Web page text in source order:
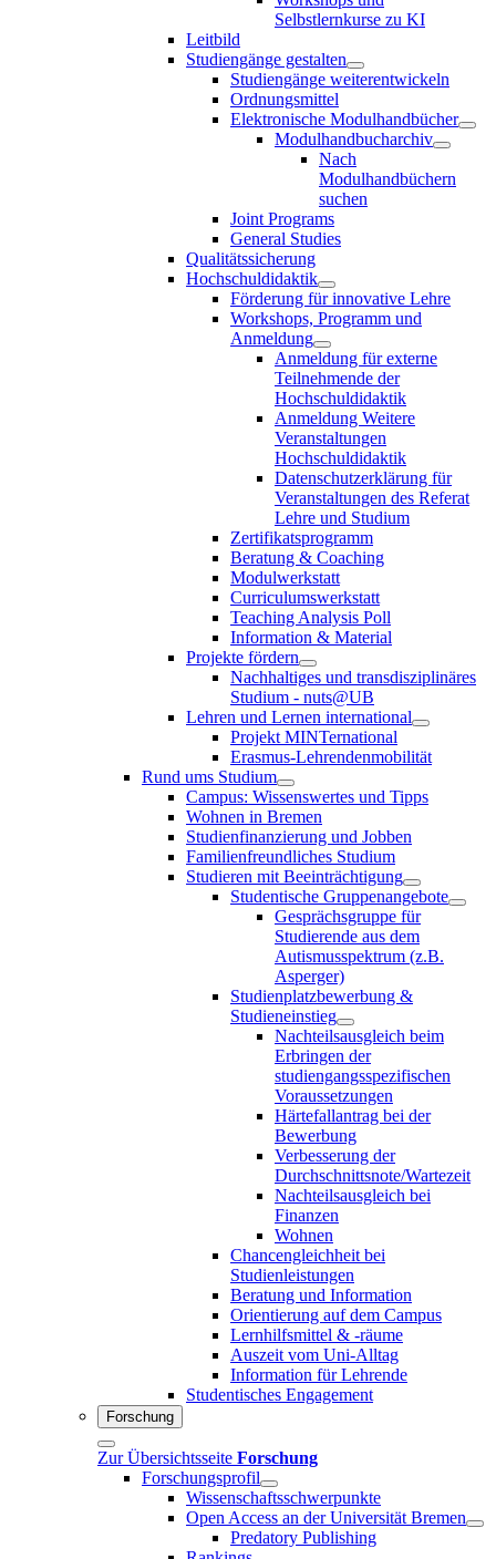
Selbstlernkurse zu KI
Leitbild
Studiengänge gestalten
Studiengänge weiterentwickeln
Ordnungsmittel
Elektronische Modulhandbücher
Modulhandbucharchiv
Nach
Modulhandbüchern
suchen
Joint Programs
General Studies
Qualitätssicherung
Hochschuldidaktik
Förderung für innovative Lehre
Workshops, Programm und
Anmeldung
Anmeldung für externe
Teilnehmende der
Hochschuldidaktik
Anmeldung Weitere
Veranstaltungen
Hochschuldidaktik
Datenschutzerklärung für
Veranstaltungen des Referat
Lehre und Studium
Zertifikatsprogramm
Beratung & Coaching
Modulwerkstatt
Curriculumswerkstatt
Teaching Analysis Poll
Information & Material
Projekte fördern
Nachhaltiges und transdisziplinäres
Studium - nuts@UB
Lehren und Lernen international
Projekt MINTernational
Erasmus-Lehrendenmobilität
Rund ums Studium
Campus: Wissenswertes und Tipps
Wohnen in Bremen
Studienfinanzierung und Jobben
Familienfreundliches Studium
Studieren mit Beeinträchtigung
Studentische Gruppenangebote
Gesprächsgruppe für
Studierende aus dem
Autismusspektrum (z.B.
Asperger)
Studienplatzbewerbung &
Studieneinstieg
Nachteilsausgleich beim
Erbringen der
studiengangsspezifischen
Voraussetzungen
Härtefallantrag bei der
Bewerbung
Verbesserung der
Durchschnittsnote/Wartezeit
Nachteilsausgleich bei
Finanzen
Wohnen
Chancengleichheit bei
Studienleistungen
Beratung und Information
Orientierung auf dem Campus
Lernhilfsmittel & -räume
Auszeit vom Uni-Alltag
Information für Lehrende
Studentisches Engagement
Forschung
Zur Übersichtsseite Forschung
Forschungsprofil
Wissenschaftsschwerpunkte
Open Access an der Universität Bremen
Predatory Publishing